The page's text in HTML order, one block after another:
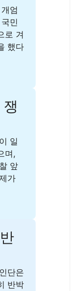
엄
민
로 겨
했다
일
며,
앞
가
단은
반박